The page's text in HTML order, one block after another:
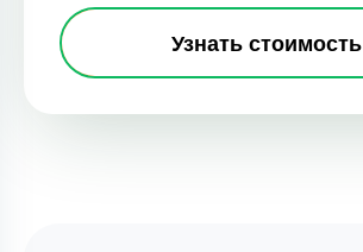
Узнать стоимость